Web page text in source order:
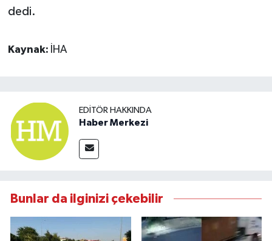
dedi.
Kaynak: İHA
EDITÖR HAKKINDA
Haber Merkezi
Bunlar da ilginizi çekebilir